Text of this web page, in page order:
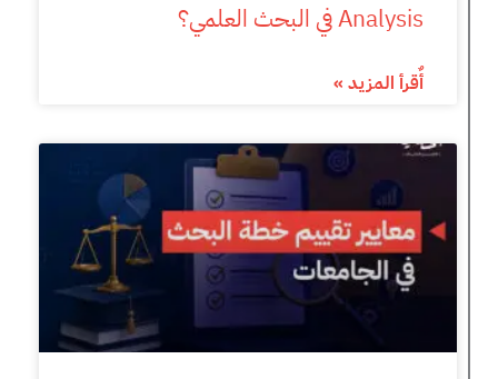
Analysis في البحث العلمي؟
أٌقرأ المزيد »